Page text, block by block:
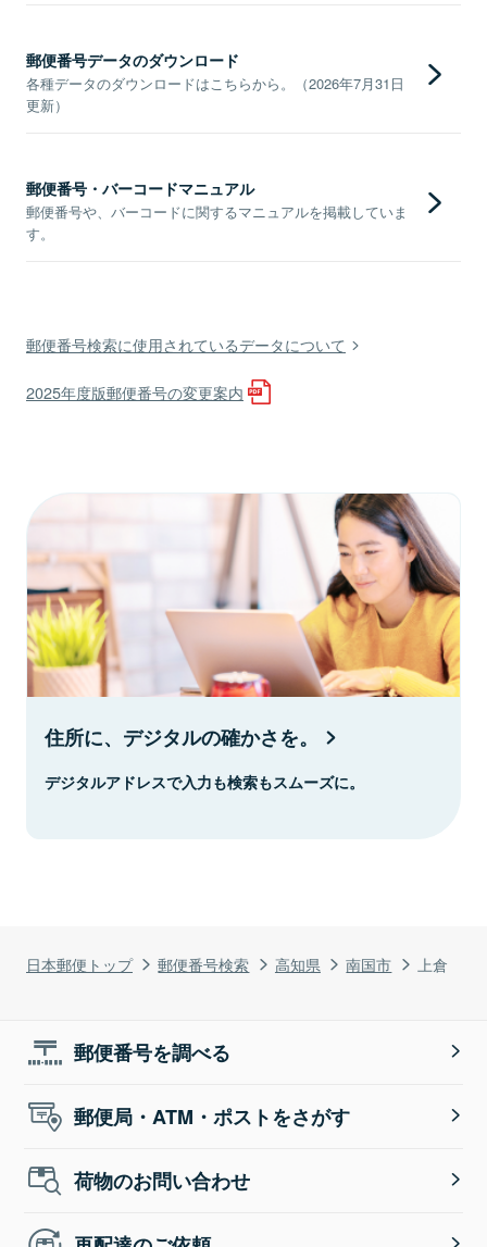
日本郵便トップ 郵便番号検索 高知県 南国市 上倉
郵便番号データのダウンロード
各種データのダウンロードはこちらから。（2026年7月31日
更新）
郵便番号・バーコードマニュアル
郵便番号や、バーコードに関するマニュアルを掲載していま
す。
郵便番号検索に使用されているデータについて
2025年度版郵便番号の変更案内
住所に、デジタルの確かさを。
デジタルアドレスで入力も検索もスムーズに。
郵便番号を調べる
郵便局・ATM・ポストをさがす
荷物のお問い合わせ